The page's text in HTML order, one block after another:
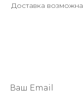
Доставка
Ваш Email